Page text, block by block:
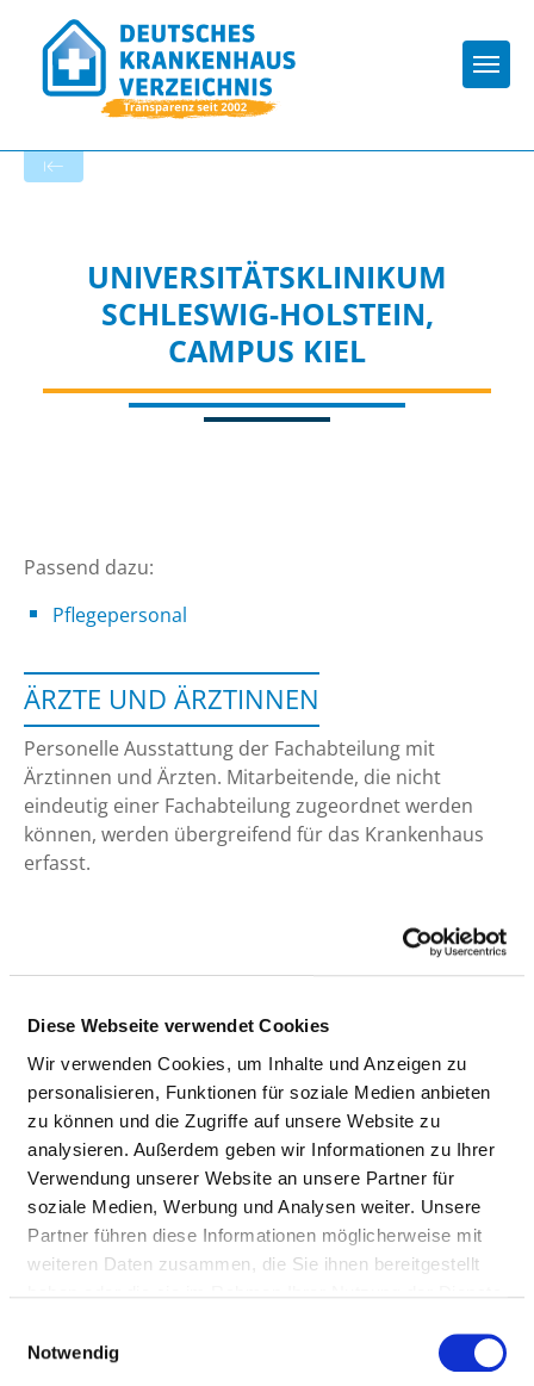
Diese Webseite verwendet Cookies
Wir verwenden Cookies, um Inhalte und Anzeigen zu
personalisieren, Funktionen für soziale Medien anbieten
zu können und die Zugriffe auf unsere Website zu
analysieren. Außerdem geben wir Informationen zu Ihrer
Verwendung unserer Website an unsere Partner für
soziale Medien, Werbung und Analysen weiter. Unsere
Partner führen diese Informationen möglicherweise mit
weiteren Daten zusammen, die Sie ihnen bereitgestellt
Notwendig
UNIVERSITÄTSKLINIKUM
SCHLESWIG-HOLSTEIN,
CAMPUS KIEL
Passend dazu:
Pflegepersonal
ÄRZTE UND ÄRZTINNEN
Personelle Ausstattung der Fachabteilung mit
Ärztinnen und Ärzten. Mitarbeitende, die nicht
eindeutig einer Fachabteilung zugeordnet werden
können, werden übergreifend für das Krankenhaus
erfasst.
ÄRZTE UND ÄRZTINNEN INSGESAMT (OHNE
Anzahl (gesamt)
15,64
Die tarifliche
Arbeitszeit des
Dienstes
Analog der
Anforderungen
werden die VK
Dienstes
berechnet.